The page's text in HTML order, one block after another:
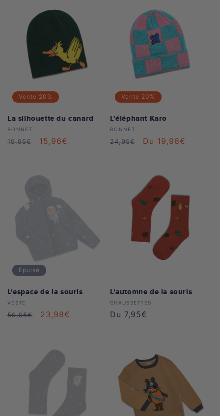
Vente 20%
La silhouette du canard
Distributeur :
BONNET
Prix
19,95€
Prix
15,96€
Vente 20%
L'éléphant Karo
Distributeur :
BONNET
Prix
24,95€
Prix
Du 19,96€
Épuisé
L'espace de la souris
Distributeur :
VESTE
Prix
59,95€
Prix
23,98€
L'automne de la souris
Distributeur :
CHAUSSETTES
Prix
Du 7,95€